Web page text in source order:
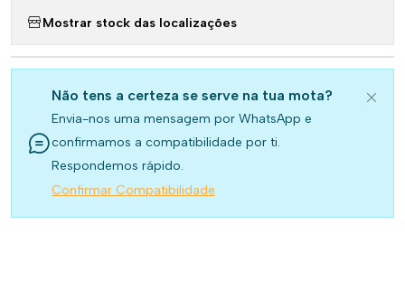
Mostrar stock das localizações
Não tens a certeza se serve na tua mota?
Envia-nos uma mensagem por WhatsApp e
confirmamos a compatibilidade por ti.
Respondemos rápido.
Confirmar Compatibilidade